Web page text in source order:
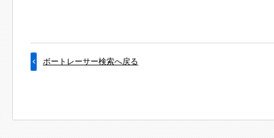
ボートレーサー検索へ戻る